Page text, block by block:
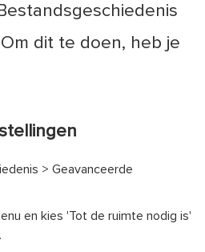
dit te doen, heb je
> Geavanceerde
en kies 'Tot de ruimte nodig is'